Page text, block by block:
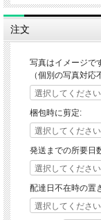
耐寒性
適地
草丈
樹高
開花期 3
花色
葉色
注文
写真はイメージで
（個別の写真対応
梱包時に剪定:
発送までの所要日
配達日不在時の置